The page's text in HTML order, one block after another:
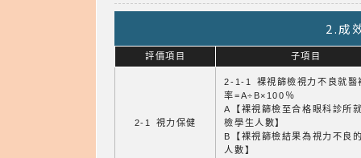
2.成
評價項目 子項目
2-1 視力保健
2-1-1 裸視篩檢視力不良就醫
率=A÷B×100％
A【裸視篩檢至合格眼科診所
檢學生人數】
B【裸視篩檢結果為視力不良
人數】